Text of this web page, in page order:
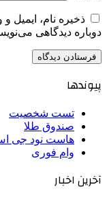
ذخیره نام، ایمیل
دوباره دیدگاهی
پیوندها
تست شخصیت
صندوق طلا
هاست نود جی
وام فوری
آخرین اخبار